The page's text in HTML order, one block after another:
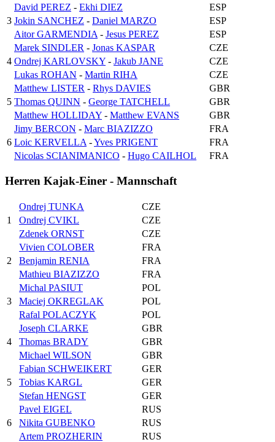
3
David PEREZ - Ekhi DIEZ
ESP
Jokin SANCHEZ - Daniel MARZO
ESP
Aitor GARMENDIA - Jesus PEREZ ESP
4
Marek SINDLER - Jonas KASPAR
CZE
Ondrej KARLOVSKY - Jakub JANE
CZE
Lukas ROHAN - Martin RIHA CZE
5
Matthew LISTER - Rhys DAVIES
GBR
Thomas QUINN - George TATCHELL
GBR
Matthew HOLLIDAY - Matthew EVANS GBR
6
Jimy BERCON - Marc BIAZIZZO
FRA
Loic KERVELLA -Yves PRIGENT
FRA
Nicolas SCIANIMANICO - Hugo CAILHOL FRA
Herren Kajak-Einer - Mannschaft
1
Ondrej TUNKA
CZE
Ondrej CVIKL
CZE
Zdenek ORNST
CZE
2
Vivien COLOBER
FRA
Benjamin RENIA
FRA
Mathieu BIAZIZZO
FRA
3
Michal PASIUT
POL
Maciej OKREGLAK
POL
Rafal POLACZYK
POL
4
Joseph CLARKE
GBR
Thomas BRADY
GBR
Michael WILSON
GBR
5
Fabian SCHWEIKERT
GER
Tobias KARGL
GER
Stefan HENGST
GER
6
Pavel EIGEL
RUS
Nikita GUBENKO
RUS
Artem PROZHERIN
RUS